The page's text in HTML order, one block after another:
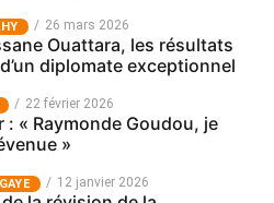
26 mars 2026
Ouattara, les résultats
diplomate exceptionnel
22 février 2026
: « Raymonde Goudou, je
»
12 janvier 2026